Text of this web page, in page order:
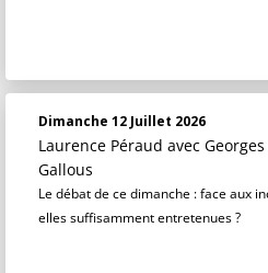
Dimanche 12 Juillet 2026
Laurence Péraud avec
Gallous
Le débat de ce dimanche : face aux
elles suffisamment entretenues ?